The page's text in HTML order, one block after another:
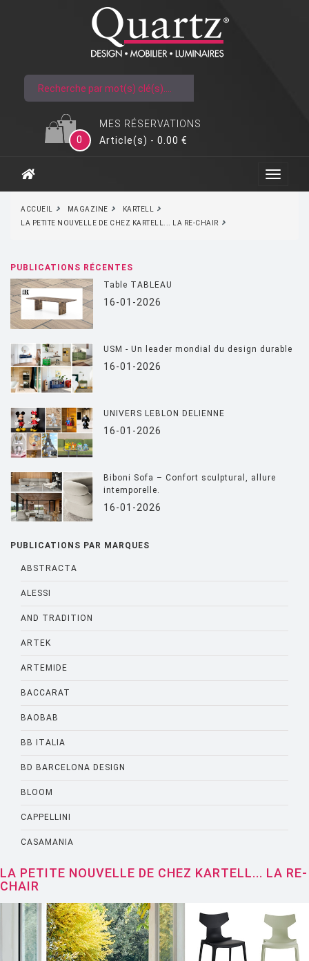
MES RÉSERVATIONS
0
Article(s) - 0.00 €
ACCUEIL MAGAZINE
KARTELL
LA PETITE NOUVELLE DE CHEZ KARTELL... LA RE-CHAIR
PUBLICATIONS RÉCENTES
Table TABLEAU
16-01-2026
USM - Un leader mondial du design durable
16-01-2026
UNIVERS LEBLON DELIENNE
16-01-2026
Biboni Sofa – Confort sculptural, allure
intemporelle.
16-01-2026
PUBLICATIONS PAR MARQUES
ABSTRACTA
ALESSI
AND TRADITION
ARTEK
ARTEMIDE
BACCARAT
BAOBAB
BB ITALIA
BD BARCELONA DESIGN
BLOOM
CAPPELLINI
CASAMANIA
CASSINA
CATELLANI AND SMITH
CATTELANI AND SMITH
CINNA
LA PETITE NOUVELLE DE CHEZ KARTELL... LA RE-
CHAIR